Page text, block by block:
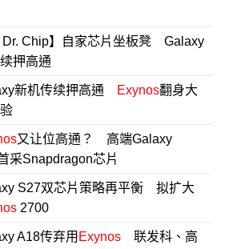
Dr. Chip】自家芯片坐板凳 Galaxy
押高通
新机传续押高通 Exynos翻身大
又让位高通？ 高端Galaxy
采Snapdragon芯片
S27双芯片策略再平衡 拟扩大
2700
A18传弃用 Exynos联发科、高